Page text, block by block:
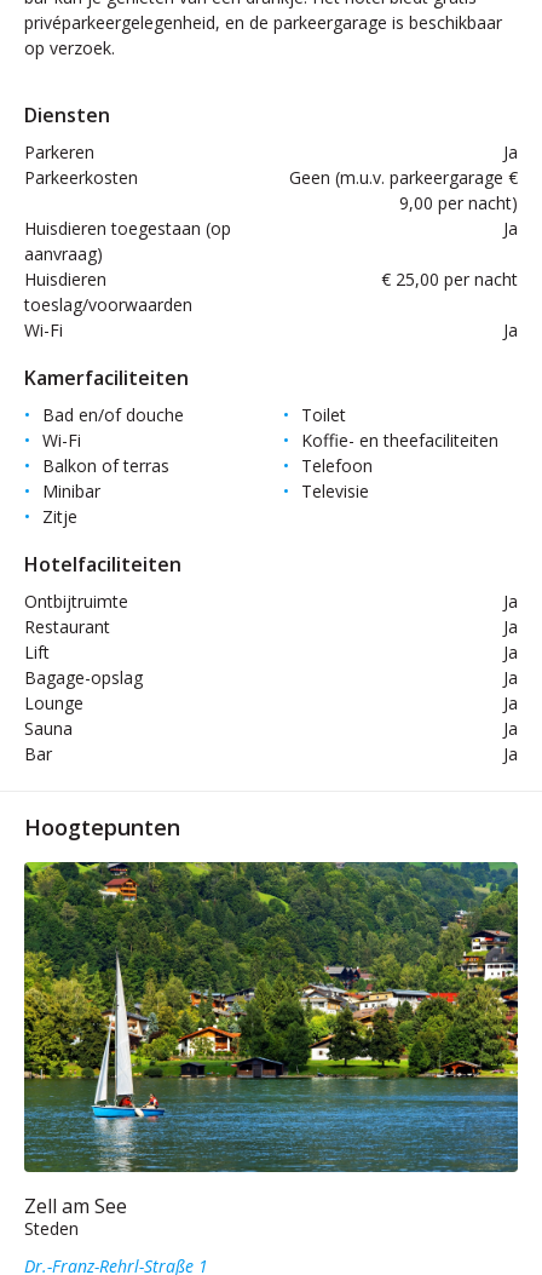
privéparkeergelegenheid, en de parkeergarage is beschikbaar
op verzoek.
Diensten
Parkeren
Ja
Parkeerkosten
Geen (m.u.v. parkeergarage €
9,00 per nacht)
Huisdieren toegestaan (op
aanvraag)
Ja
Huisdieren
toeslag/voorwaarden
€ 25,00 per nacht
Wi-Fi Ja
Kamerfaciliteiten
Bad en/of douche
Toilet
Wi-Fi
Koffie- en theefaciliteiten
Balkon of terras
Telefoon
Minibar
Televisie
Zitje
Hotelfaciliteiten
Ontbijtruimte
Ja
Restaurant
Ja
Lift
Ja
Bagage-opslag
Ja
Lounge
Ja
Sauna
Ja
Bar
Ja
Hoogtepunten
Zell am See
Steden
Dr.-Franz-Rehrl-Straße 1